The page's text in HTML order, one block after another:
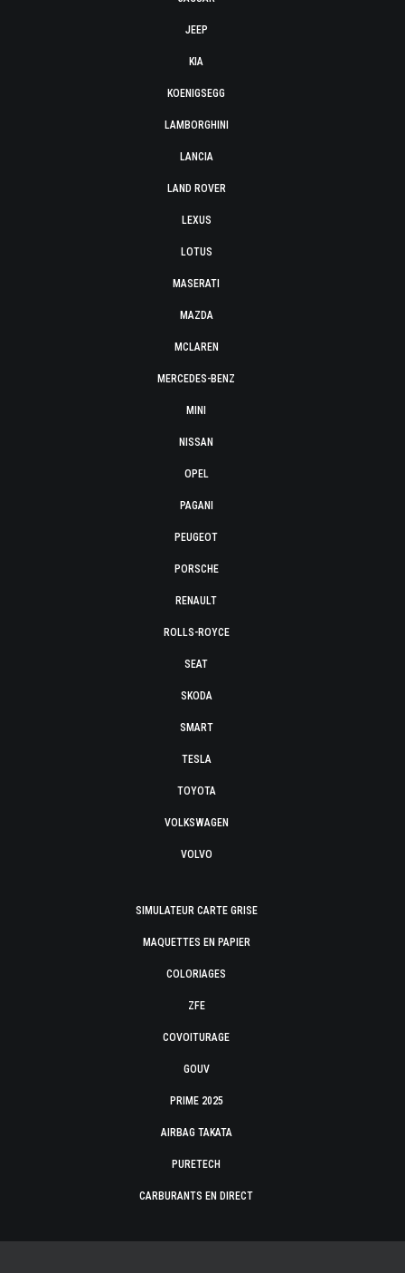
JEEP
KIA
KOENIGSEGG
LAMBORGHINI
LANCIA
LAND ROVER
LEXUS
LOTUS
MASERATI
MAZDA
MCLAREN
MERCEDES-BENZ
MINI
NISSAN
OPEL
PAGANI
PEUGEOT
PORSCHE
RENAULT
ROLLS-ROYCE
SEAT
SKODA
SMART
TESLA
TOYOTA
VOLKSWAGEN
VOLVO
SIMULATEUR CARTE GRISE
MAQUETTES EN PAPIER
COLORIAGES
ZFE
COVOITURAGE
GOUV
PRIME 2025
AIRBAG TAKATA
PURETECH
CARBURANTS EN DIRECT